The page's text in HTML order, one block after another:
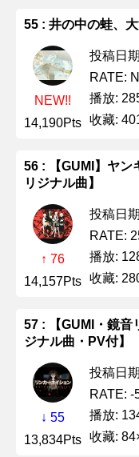
55 : 井の中の蛙、
NEW!!
14,190Pts
投稿日
RATE:
播放:
收藏:
56 : 【GUMI】ヤン
リジナル曲】
↑ 76
14,157Pts
投稿日
RATE:
播放:
收藏:
57 : 【GUMI・鏡音
ジナル曲・PV付】
↓ 55
13,834Pts
投稿日
RATE: -
播放:
收藏: